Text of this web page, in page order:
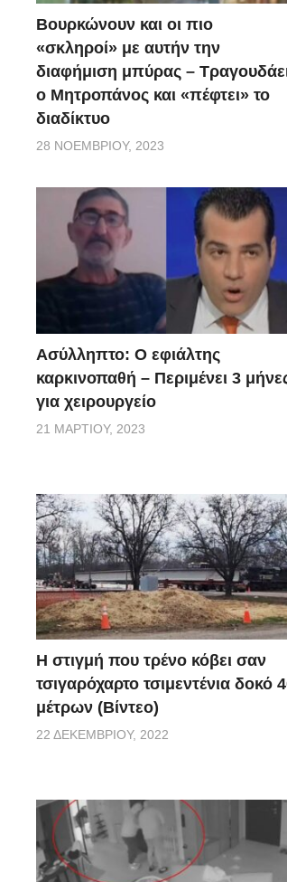
Kendall. Σύμφωνα με την ίδια,
αυτή η εικόνα θα καλυτερέψει.
την επικοινωνία με τον γιατρό του.
Βουρκώνουν και οι πιο
«σκληροί» με αυτήν την
διαφήμιση μπύρας –
ο Μητροπάνος και «πέφτει» το
διαδίκτυο
28 ΝΟΕΜΒΡΊΟΥ, 2023
Ασύλληπτο: Ο εφιάλτης
καρκινοπαθή – Περιμένει 3
για χειρουργείο
21 ΜΑΡΤΊΟΥ, 2023
H στιγμή που τρένο κόβει σαν
τσιγαρόχαρτο τσιμεντένια δοκό
μέτρων (Βίντεο)
22 ΔΕΚΕΜΒΡΊΟΥ, 2022